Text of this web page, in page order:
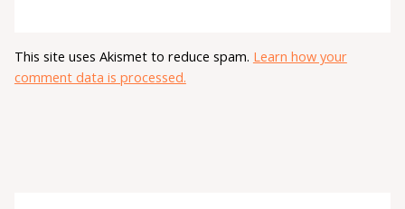
This site uses Akismet to reduce spam. Learn how your
comment data is processed.